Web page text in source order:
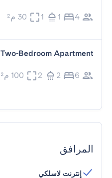
4
1
1 30 م²
Two-Bedroom Apartment
6
2
2 100 م²
المرافق
إنترنت لاسلكي